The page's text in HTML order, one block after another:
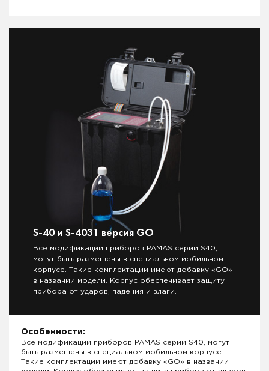
S-40 и S-4031 версия GO
Все модификации приборов PAMAS серии S40,
могут быть размещены в специальном мобильном
корпусе. Такие комплектации имеют добавку «GO»
в названии модели. Корпус обеспечивает защиту
прибора от ударов, падения и влаги.
Особенности:
Все модификации приборов PAMAS серии S40, могут
быть размещены в специальном мобильном корпусе.
Такие комплектации имеют добавку «GO» в названии